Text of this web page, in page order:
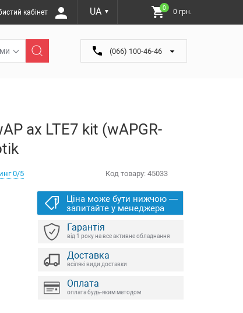
кабінет UA ▼
0 0 грн.
(066) 100-46-46
ax LTE7 kit (wAPGR-
Код товару: 45033
0/5
Ціна може бути нижчою —
запитайте у менеджера
Гарантія
від 1 року на все активне обладнання
Доставка
всілякі види доставки
Оплата
оплата будь-яким методом